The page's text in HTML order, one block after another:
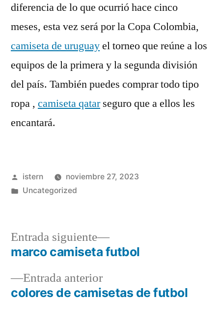
diferencia de lo que ocurrió hace cinco
meses, esta vez será por la Copa Colombia,
camiseta de uruguayel torneo que reúne a los
equipos de la primera y la segunda división
del país. También puedes comprar todo tipo
ropa , camiseta qatarseguro que a ellos les
encantará.
Publicado
por
istern
noviembre 27, 2023
Publicado
Uncategorized
Navegación
deEntrada anteriorEntrada
anterior:
colores de camisetas de futbol
Entrada siguiente
Entrada
siguiente:
marco camiseta futbol